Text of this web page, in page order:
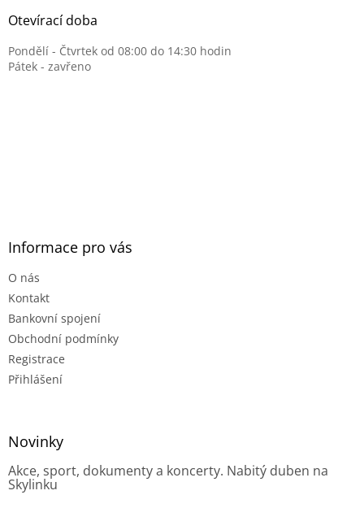
Otevírací doba
Pondělí - Čtvrtek od 08:00 do 14:30 hodin
Pátek - zavřeno
Informace pro vás
O nás
Kontakt
Bankovní spojení
Obchodní podmínky
Registrace
Přihlášení
Novinky
Akce, sport, dokumenty a koncerty. Nabitý duben na
Skylinku